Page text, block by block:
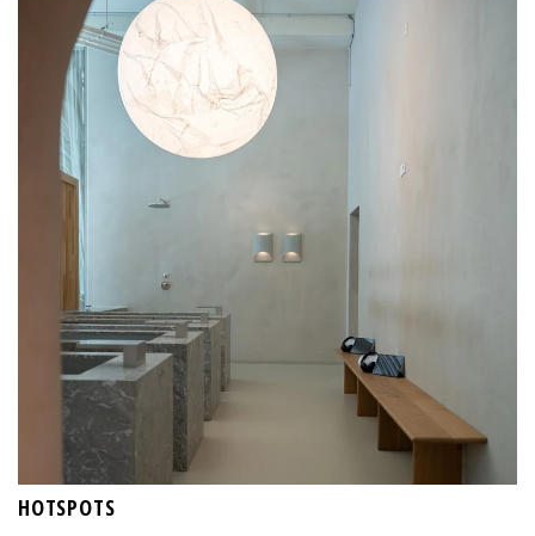
HOTSPOTS